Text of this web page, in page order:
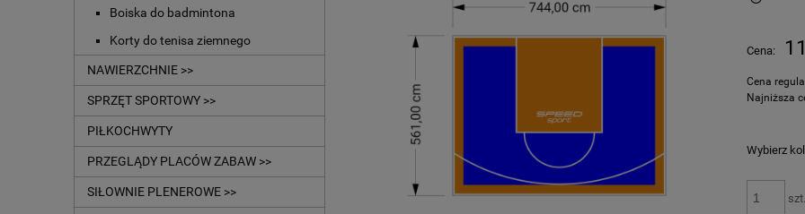
Boiska do badmintona
Korty do tenisa ziemnego
NAWIERZCHNIE >>
SPRZĘT SPORTOWY >>
PIŁKOCHWYTY
PRZEGLĄDY PLACÓW ZABAW >>
SIŁOWNIE PLENEROWE >>
Cena nie zawiera ewentualnych kosztów
Cena:
Cena
Najniższa
Wybierz